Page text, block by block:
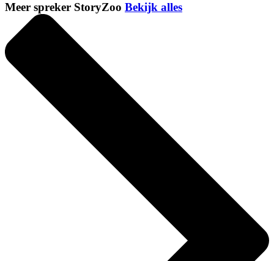
Meer spreker StoryZoo Bekijk alles